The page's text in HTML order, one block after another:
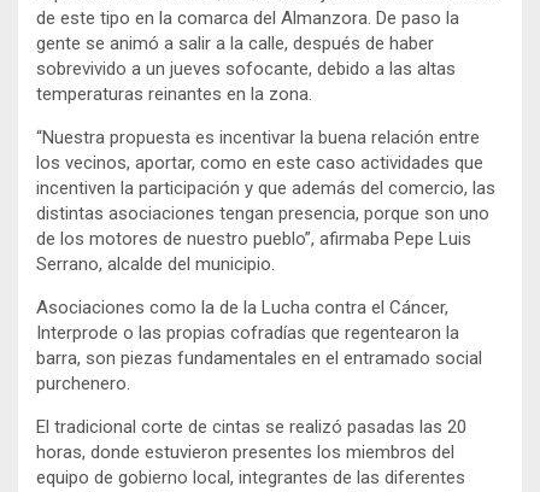
de este tipo en la comarca del Almanzora. De paso la
gente se animó a salir a la calle, después de haber
sobrevivido a un jueves sofocante, debido a las altas
temperaturas reinantes en la zona.
“Nuestra propuesta es incentivar la buena relación entre
los vecinos, aportar, como en este caso actividades que
incentiven la participación y que además del comercio, las
distintas asociaciones tengan presencia, porque son uno
de los motores de nuestro pueblo”, afirmaba Pepe Luis
Serrano, alcalde del municipio.
Asociaciones como la de la Lucha contra el Cáncer,
Interprode o las propias cofradías que regentearon la
barra, son piezas fundamentales en el entramado social
purchenero.
El tradicional corte de cintas se realizó pasadas las 20
horas, donde estuvieron presentes los miembros del
equipo de gobierno local, integrantes de las diferentes